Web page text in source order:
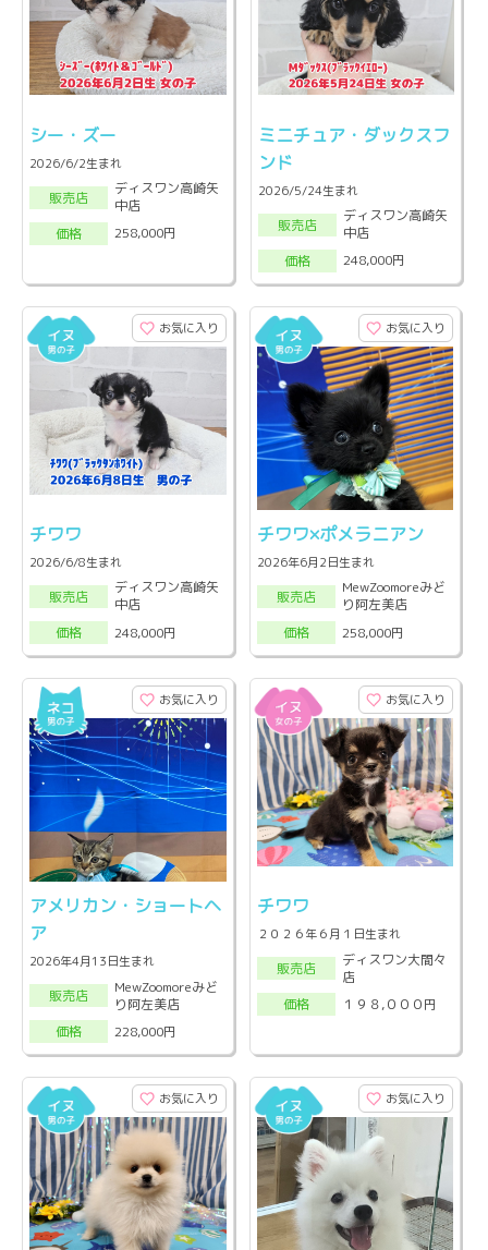
シー・ズー
2026/6/2生まれ
販売店
ディスワン高崎矢
中店
価格
258,000円
ミニチュア・ダックスフ
ンド
2026/5/24生まれ
販売店
ディスワン高崎矢
中店
価格
248,000円
お気に入り
チワワ
2026/6/8生まれ
販売店
ディスワン高崎矢
中店
価格
248,000円
お気に入り
チワワ×ポメラニアン
2026年6月2日生まれ
販売店
MewZoomoreみど
り阿左美店
価格
258,000円
お気に入り
アメリカン・ショートヘ
ア
2026年4月13日生まれ
販売店
MewZoomoreみど
り阿左美店
価格
228,000円
お気に入り
チワワ
２０２６年６月１日生まれ
販売店
ディスワン大間々
店
価格
１９８,０００円
お気に入り お気に入り